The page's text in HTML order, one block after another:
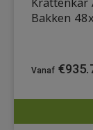
Bakken
€